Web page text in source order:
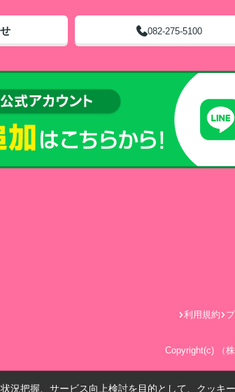
082-275-5100
利用規約
Copyright(c) （
況把握、サービス向上検討を目的として、クッキ